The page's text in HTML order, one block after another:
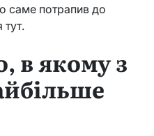
саме потрапив до
тут.
в якому з